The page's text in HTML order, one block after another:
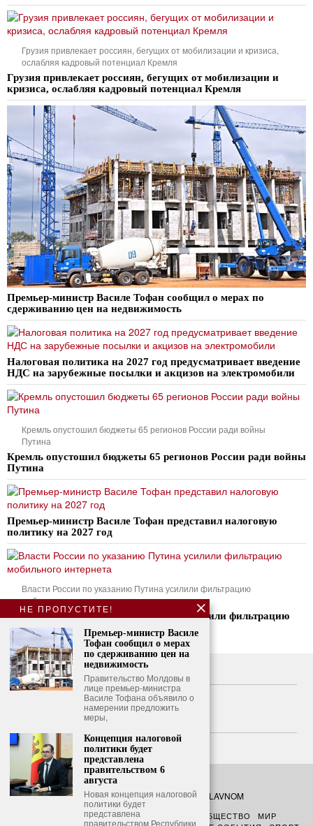
Грузия привлекает россиян, бегущих от мобилизации и кризиса,
ослабляя кадровый потенциал Кремля
Грузия привлекает россиян, бегущих от мобилизации и
кризиса, ослабляя кадровый потенциал Кремля
Премьер-министр Василе Тофан сообщил о мерах по
сдерживанию цен на недвижимость
Налоговая политика на 2027 год предусматривает введение
НДС на зарубежные посылки и акцизов на электромобили
Кремль опустошил бюджеты 65 регионов России ради войны
Путина
Кремль опустошил бюджеты 65 регионов России ради войны
Путина
Премьер-министр Василе Тофан представил налоговую
политику на 2027 год
Власти России по указанию Путина усилили фильтрацию
мобильного интернета
Власти России по указанию Путина усилили фильтрацию
мобильного интернета
О нас
Свяжитесь с нами
Политика конфиденциальности
Политика использования файлов cookie
© 2026- Все права защищены. O GLAVNOM
О ГЛАВНОМ ПОЛИТИКА ОБЩЕСТВО
МИР
НЕ ПРОПУСТИТЕ!
Премьер-министр Василе
Тофан сообщил о мерах
по сдерживанию цен на
недвижимость
Правительство Молдовы в
лице премьер-министра
Василе Тофана объявило о
намерении предложить
меры,
Концепция налоговой
политики будет
представлена
правительством 6
августа
Новая концепция налоговой
политики будет
представлена
правительством Республики